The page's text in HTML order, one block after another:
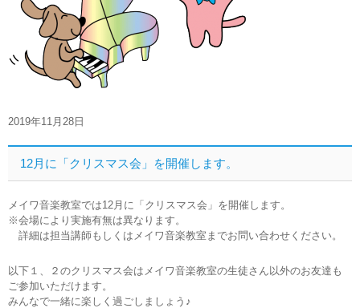
2019年11月28日
12月に「クリスマス会」を開催します。
メイワ音楽教室では12月に「クリスマス会」を開催します。
※会場により実施有無は異なります。
詳細は担当講師もしくはメイワ音楽教室までお問い合わせください。
以下１、２のクリスマス会はメイワ音楽教室の生徒さん以外のお友達も
ご参加いただけます。
みんなで一緒に楽しく過ごしましょう♪